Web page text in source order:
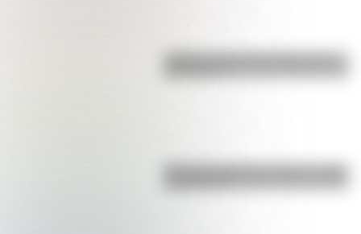
¿Sabías cómo fue la infancia de
Bandera de Bolivia: historia, origen